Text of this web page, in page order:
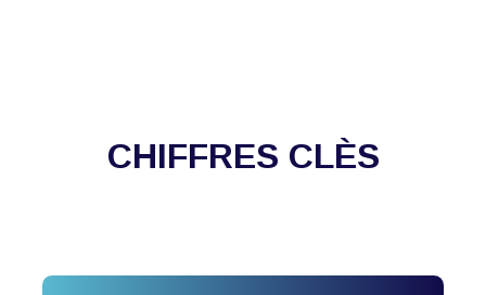
CHIFFRES CLÈS